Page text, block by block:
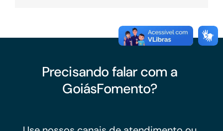
Precisando falar com a
GoiásFomento?